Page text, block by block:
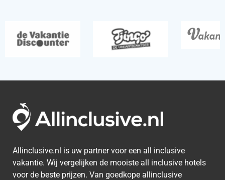
Allinclusive.nl is uw partner voor een all inclusive
vakantie. Wij vergelijken de mooiste all inclusive hotels
voor de beste prijzen. Van goedkope allinclusive